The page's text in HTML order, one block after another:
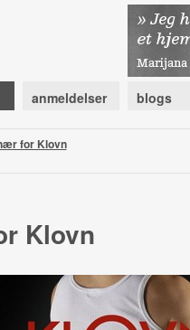
anmeldelser blogs
for Klovn
Klovn